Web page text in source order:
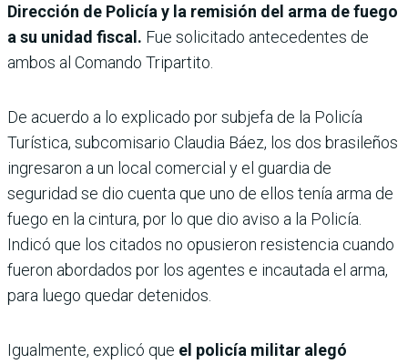
Dirección de Policía y la remisión del arma de fuego
a su unidad fiscal. Fue solicitado antecedentes de
ambos al Comando Tripartito.
De acuerdo a lo explicado por subjefa de la Policía
Turística, subcomisario Claudia Báez, los dos brasileños
ingresaron a un local comercial y el guardia de
seguridad se dio cuenta que uno de ellos tenía arma de
fuego en la cintura, por lo que dio aviso a la Policía.
Indicó que los citados no opusieron resistencia cuando
fueron abordados por los agentes e incautada el arma,
para luego quedar detenidos.
Igualmente, explicó que el policía militar alegó